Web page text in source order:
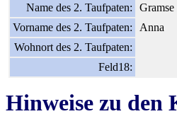
Name des 2. Taufpaten:
Gramse
Vorname des 2. Taufpaten:
Anna
Wohnort des 2. Taufpaten:
Feld18:
Hinweise zu den